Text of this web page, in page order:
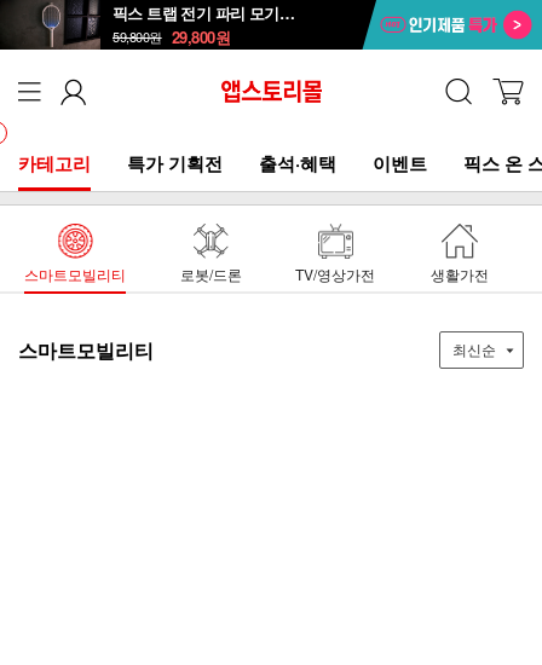
픽스 트랩 전기 파리 모기채 XMR-301
59,800원 29,800원
카테고리 특가 기획전 출석·혜택 이벤트 픽스 온
스마트모빌리티 로봇/드론 TV/영상가전 생활가전
스마트모빌리티